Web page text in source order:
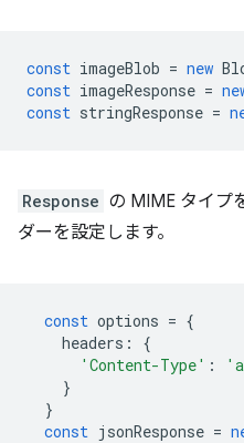
const imageBlob = new
const imageResponse =
const stringResponse =
Response の MIME タイプ
ダーを設定します。
const options = {
headers :
{
'Content-Type' :
}
}
const jsonResponse =